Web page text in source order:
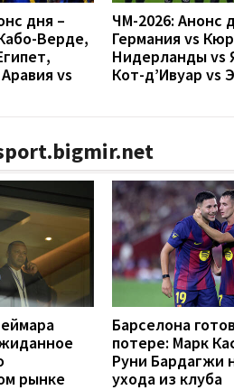
дня –
Верде,
vs
ЧМ-2026: Анонс
Германия vs
Нидерланды vs
Кот-д’Ивуар vs
рынке
Барселона
потере: Марк
Руни Бардагжи
ухода из клуба